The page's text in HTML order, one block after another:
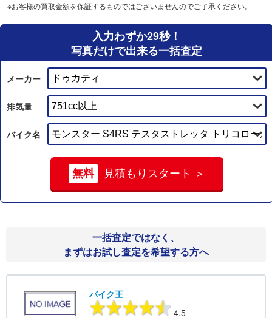
※お客様の買取金額を保証するものではございませんのでご了承ください。
入力わずか29秒！
写真だけで出来る一括査定
メーカー
排気量
バイク名
無料 見積もりスタート ＞
一括査定ではなく、
まずはお試し査定を希望する方へ
バイク王
4.5